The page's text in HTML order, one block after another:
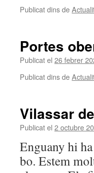
Publicat dins de
Portes
Publicat el 26 febrer
Publicat dins de
Vilassar
Publicat el 2 octubre
Enguany hi
bo. Estem